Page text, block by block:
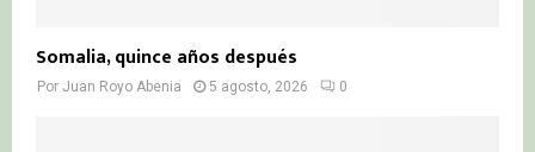
Somalia, quince años después
Por Juan Royo Abenia 5 agosto, 2026 0